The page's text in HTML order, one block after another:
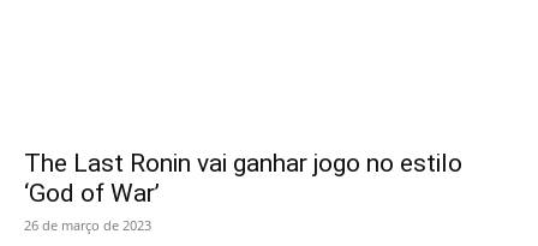
The Last Ronin vai ganhar jogo no estilo
‘God of War’
26 de março de 2023